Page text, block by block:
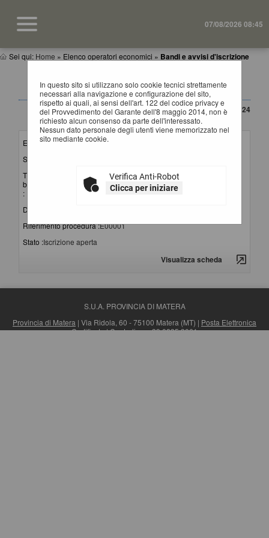
07/08/2026 08:45
Sei qui: Home » Elenco operatori economici » Bandi e avvisi d'iscrizione
In questo sito si utilizzano solo cookie tecnici strettamente
necessari alla navigazione e configurazione del sito,
rispetto ai quali, ai sensi dell'art. 122 del codice privacy e
del Provvedimento del Garante dell'8 maggio 2014, non è
richiesto alcun consenso da parte dell'interessato.
Nessun dato personale degli utenti viene memorizzato nel
sito mediante cookie.
Verifica Anti-Robot
Clicca per iniziare
BANDI E AVVISI D'ISCRIZIONE PER ELENCHI
OPERATORI ECONOMICI
CONTENUTO AGGIORNATO AL 20/03/2024
La ricerca ha restituito 1 risultati.
Elenco per :Lavori-Forniture-Servizi
Stazione appaltante :
Titolo
bando/avviso
:
Avviso pubblico per la formazione e la gestione
dell'elenco di operatori economici per affidamenti di
lavori, servizi e forniture
Data pubblicazione :
Riferimento procedura :E00001
Stato :Iscrizione aperta
Visualizza scheda
S.U.A. PROVINCIA DI MATERA
Provincia di Matera | Via Ridola, 60 - 75100 Matera (MT) | Posta Elettronica
Certificata| Centralino: +39 0835 3061